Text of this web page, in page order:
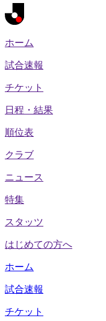
ホーム
試合速報
チケット
日程・結果
順位表
クラブ
ニュース
特集
スタッツ
はじめての方へ
ホーム
試合速報
チケット